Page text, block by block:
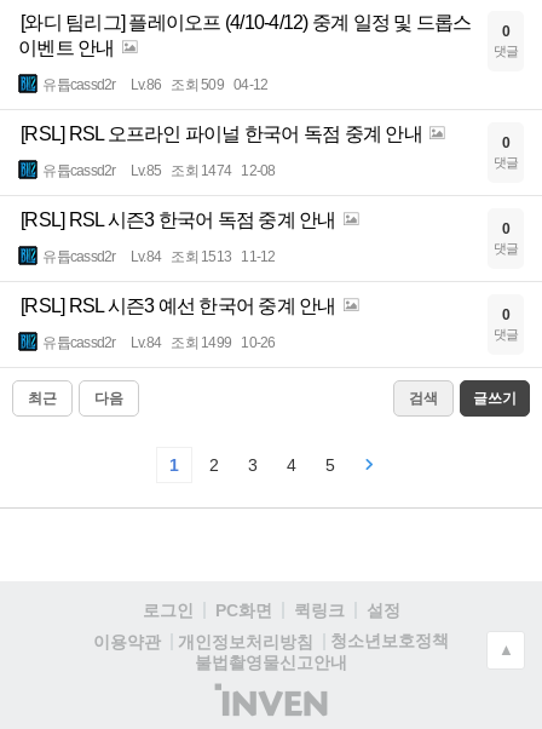
[와디 팀리그] 플레이오프 (4/10-4/12) 중계 일정 및 드롭스
이벤트 안내
유튭cassd2r Lv.86 조회 509 04-12
0
댓글
[RSL] RSL 오프라인 파이널 한국어 독점 중계 안내
유튭cassd2r Lv.85 조회 1474 12-08
0
댓글
[RSL] RSL 시즌3 한국어 독점 중계 안내
유튭cassd2r Lv.84 조회 1513 11-12
0
댓글
[RSL] RSL 시즌3 예선 한국어 중계 안내
유튭cassd2r Lv.84 조회 1499 10-26
0
댓글
최근 다음 검색 글쓰기
1 2 3 4 5
로그인 PC화면 퀵링크
설정
이용약관
개인정보처리방침
청소년보호정책
불법촬영물신고안내
(주)
인
▲